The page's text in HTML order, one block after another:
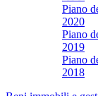
Piano
2020
Piano
2019
Piano
2018